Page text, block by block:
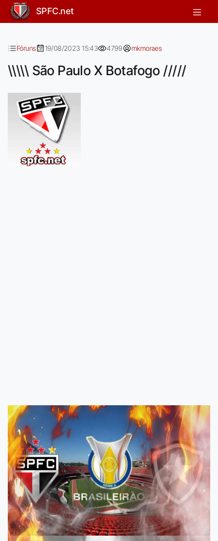
\\\\\ São Paulo X Botafogo /////
SPFC.net
Fóruns 19/08/2023 15:43 4799 mkmoraes
\\\\\ São Paulo X Botafogo /////